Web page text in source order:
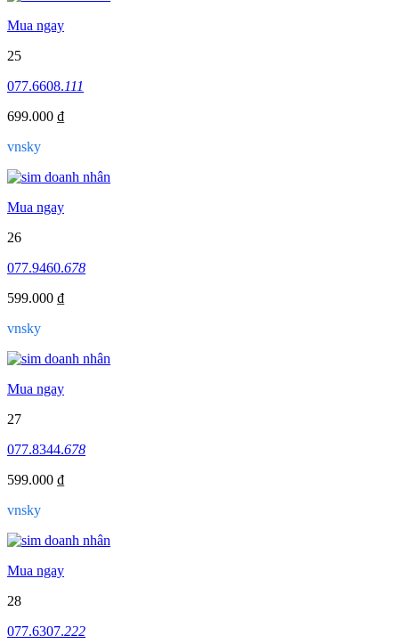
Mua ngay
25
077.6608.111
699.000 ₫
vnsky
Mua ngay
26
077.9460.678
599.000 ₫
vnsky
Mua ngay
27
077.8344.678
599.000 ₫
vnsky
Mua ngay
28
077.6307.222